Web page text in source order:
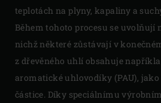
teplotách na plyny, kapaliny a
Během tohoto procesu se uvolňují
nichž některé zůstávají v
z dřevěného uhlí obsahuje
aromatické uhlovodíky (PAU), jako
částice. Díky speciálnímu